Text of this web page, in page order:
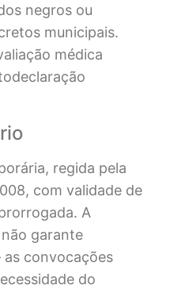
negros ou
municipais.
médica
regida pela
com validade de
A
garante
convocações
do